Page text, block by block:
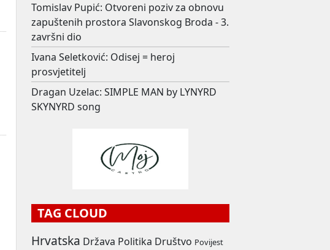
Tomislav Pupić: Otvoreni poziv za obnovu
zapuštenih prostora Slavonskog Broda - 3.
završni dio
Ivana Seletković: Odisej = heroj
prosvjetitelj
Dragan Uzelac: SIMPLE MAN by LYNYRD
SKYNYRD song
TAG CLOUD
Hrvatska Država Politika Društvo Povijest